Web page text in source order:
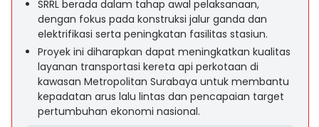
SRRL berada dalam tahap awal pelaksanaan,
dengan fokus pada konstruksi jalur ganda dan
elektrifikasi serta peningkatan fasilitas stasiun.
Proyek ini diharapkan dapat meningkatkan kualitas
layanan transportasi kereta api perkotaan di
kawasan Metropolitan Surabaya untuk membantu
kepadatan arus lalu lintas dan pencapaian target
pertumbuhan ekonomi nasional.